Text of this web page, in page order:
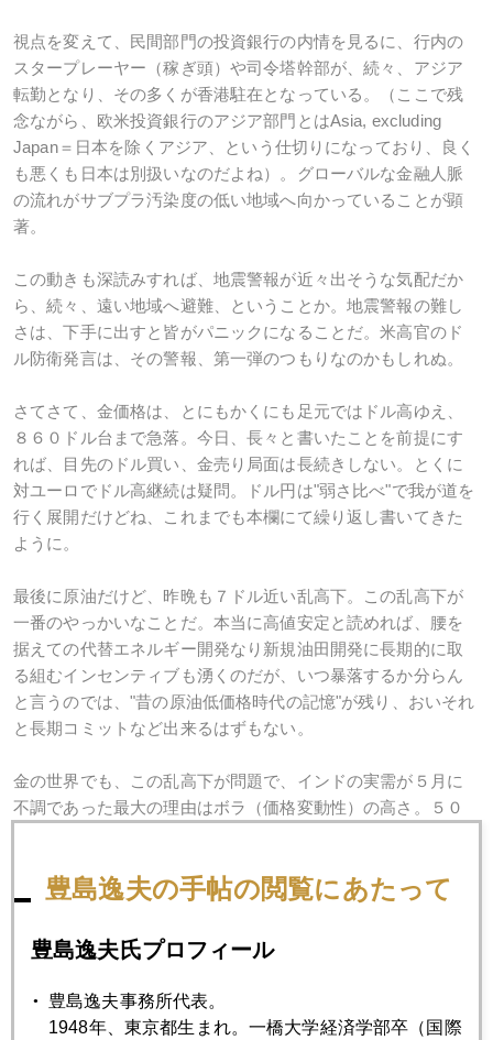
視点を変えて、民間部門の投資銀行の内情を見るに、行内の
スタープレーヤー（稼ぎ頭）や司令塔幹部が、続々、アジア
転勤となり、その多くが香港駐在となっている。（ここで残
念ながら、欧米投資銀行のアジア部門とはAsia, excluding
Japan＝日本を除くアジア、という仕切りになっており、良く
も悪くも日本は別扱いなのだよね）。グローバルな金融人脈
の流れがサブプラ汚染度の低い地域へ向かっていることが顕
著。
この動きも深読みすれば、地震警報が近々出そうな気配だか
ら、続々、遠い地域へ避難、ということか。地震警報の難し
さは、下手に出すと皆がパニックになることだ。米高官のド
ル防衛発言は、その警報、第一弾のつもりなのかもしれぬ。
さてさて、金価格は、とにもかくにも足元ではドル高ゆえ、
８６０ドル台まで急落。今日、長々と書いたことを前提にす
れば、目先のドル買い、金売り局面は長続きしない。とくに
対ユーロでドル高継続は疑問。ドル円は"弱さ比べ"で我が道を
行く展開だけどね、これまでも本欄にて繰り返し書いてきた
ように。
最後に原油だけど、昨晩も７ドル近い乱高下。この乱高下が
一番のやっかいなことだ。本当に高値安定と読めれば、腰を
据えての代替エネルギー開発なり新規油田開発に長期的に取
る組むインセンティブも湧くのだが、いつ暴落するか分らん
と言うのでは、"昔の原油低価格時代の記憶"が残り、おいそれ
と長期コミットなど出来るはずもない。
金の世界でも、この乱高下が問題で、インドの実需が５月に
不調であった最大の理由はボラ（価格変動性）の高さ。５０
う。金価格水準が高くても高値安定と読めれば、割り切って
れず、いかに視界をクリア―に保つか。投資家専用のサング
ラスが欲しいねぇ...。
豊島逸夫の手帖の閲覧にあたって
豊島逸夫氏プロフィール
豊島逸夫事務所代表。
1948年、東京都生まれ。一橋大学経済学部卒（国際